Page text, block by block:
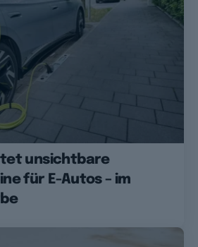
unsichtbare
für E-Autos – im